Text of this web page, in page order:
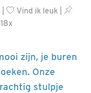
Vind ik leuk
zijn, je buren
Onze
stulpje